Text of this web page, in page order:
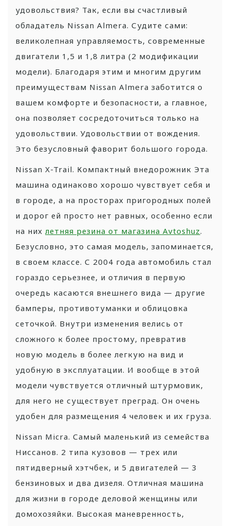
удовольствия? Так, если вы счастливый
обладатель Nissan Almera. Судите сами:
великолепная управляемость, современные
двигатели 1,5 и 1,8 литра (2 модификации
модели). Благодаря этим и многим другим
преимуществам Nissan Almera заботится о
вашем комфорте и безопасности, а главное,
она позволяет сосредоточиться только на
удовольствии. Удовольствии от вождения.
Это безусловный фаворит большого города.
Nissan X-Trail. Компактный внедорожник Эта
машина одинаково хорошо чувствует себя и
в городе, а на просторах пригородных полей
и дорог ей просто нет равных, особенно если
на нихлетняя резина от магазина Avtoshuz.
Безусловно, это самая модель, запоминается,
в своем классе. С 2004 года автомобиль стал
гораздо серьезнее, и отличия в первую
очередь касаются внешнего вида — другие
бамперы, противотуманки и облицовка
сеточкой. Внутри изменения велись от
сложного к более простому, превратив
новую модель в более легкую на вид и
удобную в эксплуатации. И вообще в этой
модели чувствуется отличный штурмовик,
для него не существует преград. Он очень
удобен для размещения 4 человек и их груза.
Nissan Micra. Самый маленький из семейства
Ниссанов. 2 типа кузовов — трех или
пятидверный хэтчбек, и 5 двигателей — 3
бензиновых и два дизеля. Отличная машина
для жизни в городе деловой женщины или
домохозяйки. Высокая маневренность,